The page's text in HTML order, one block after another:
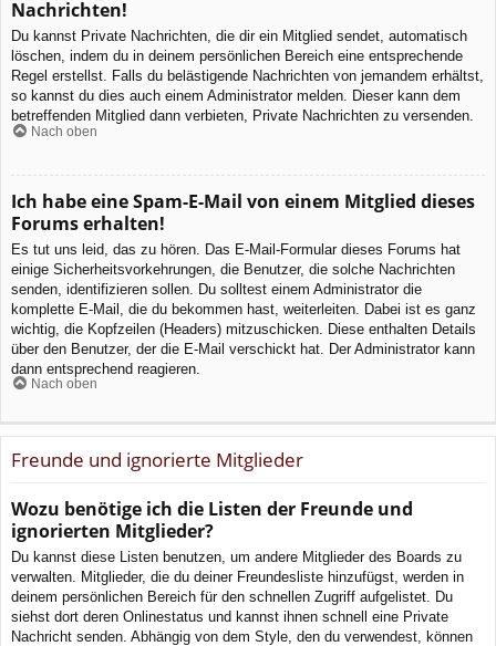
Nachrichten!
Du kannst Private Nachrichten, die dir ein Mitglied sendet, automatisch
löschen, indem du in deinem persönlichen Bereich eine entsprechende
Regel erstellst. Falls du belästigende Nachrichten von jemandem erhältst,
so kannst du dies auch einem Administrator melden. Dieser kann dem
betreffenden Mitglied dann verbieten, Private Nachrichten zu versenden.
Nach oben
Ich habe eine Spam-E-Mail von einem Mitglied dieses
Forums erhalten!
Es tut uns leid, das zu hören. Das E-Mail-Formular dieses Forums hat
einige Sicherheitsvorkehrungen, die Benutzer, die solche Nachrichten
senden, identifizieren sollen. Du solltest einem Administrator die
komplette E-Mail, die du bekommen hast, weiterleiten. Dabei ist es ganz
wichtig, die Kopfzeilen (Headers) mitzuschicken. Diese enthalten Details
über den Benutzer, der die E-Mail verschickt hat. Der Administrator kann
dann entsprechend reagieren.
Nach oben
Freunde und ignorierte Mitglieder
Wozu benötige ich die Listen der Freunde und
ignorierten Mitglieder?
Du kannst diese Listen benutzen, um andere Mitglieder des Boards zu
verwalten. Mitglieder, die du deiner Freundesliste hinzufügst, werden in
deinem persönlichen Bereich für den schnellen Zugriff aufgelistet. Du
siehst dort deren Onlinestatus und kannst ihnen schnell eine Private
Nachricht senden. Abhängig von dem Style, den du verwendest, können